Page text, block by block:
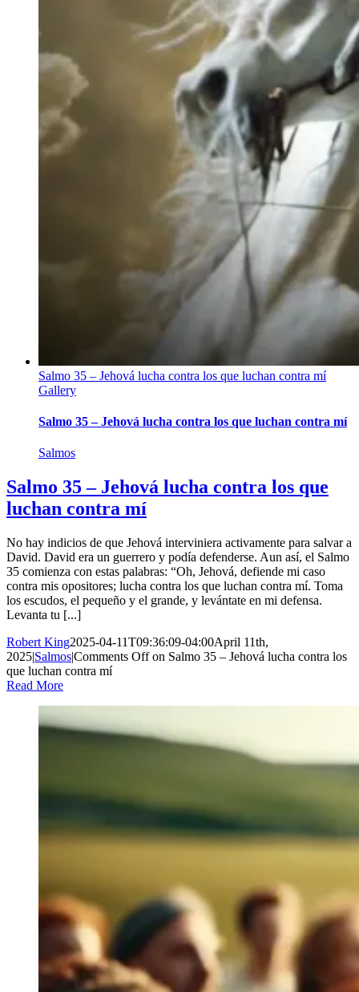
Salmo 35 – Jehová lucha contra los que luchan contra mí
Gallery
Salmo 35 – Jehová lucha contra los que luchan contra mí
Salmos
Salmo 35 – Jehová lucha contra los que
luchan contra mí
No hay indicios de que Jehová interviniera activamente para salvar a
David. David era un guerrero y podía defenderse. Aun así, el Salmo
35 comienza con estas palabras: “Oh, Jehová, defiende mi caso
contra mis opositores; lucha contra los que luchan contra mí. Toma
los escudos, el pequeño y el grande, y levántate en mi defensa.
Levanta tu [...]
Robert King2025-04-11T09:36:09-04:00April 11th,
2025|Salmos|Comments Offon Salmo 35 – Jehová lucha contra los
que luchan contra mí
Read More